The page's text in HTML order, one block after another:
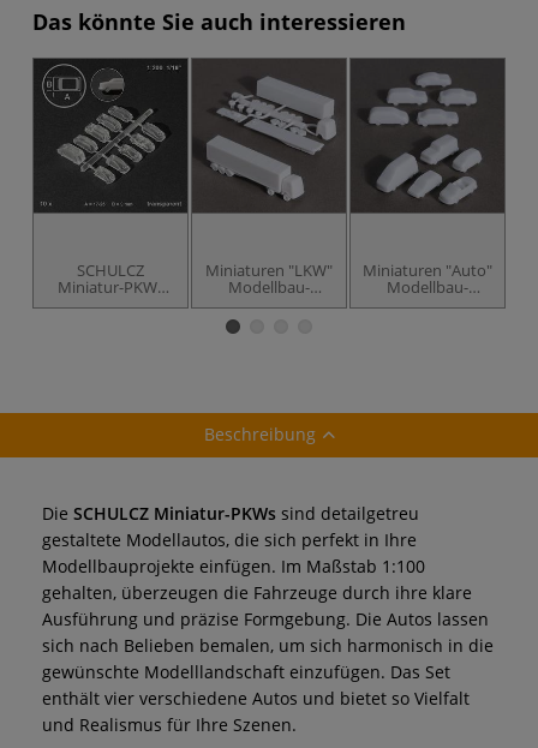
Das könnte Sie auch interessieren
SCHULCZ
Miniatur-PKWs
1:200, 10er-Set
Miniaturen "LKW"
Modellbau-
Zubehör
Miniaturen "Auto"
Modellbau-
Zubehör
Beschreibung
Die SCHULCZ Miniatur-PKWs sind detailgetreu
gestaltete Modellautos, die sich perfekt in Ihre
Modellbauprojekte einfügen. Im Maßstab 1:100
gehalten, überzeugen die Fahrzeuge durch ihre klare
Ausführung und präzise Formgebung. Die Autos lassen
sich nach Belieben bemalen, um sich harmonisch in die
gewünschte Modelllandschaft einzufügen. Das Set
enthält vier verschiedene Autos und bietet so Vielfalt
und Realismus für Ihre Szenen.